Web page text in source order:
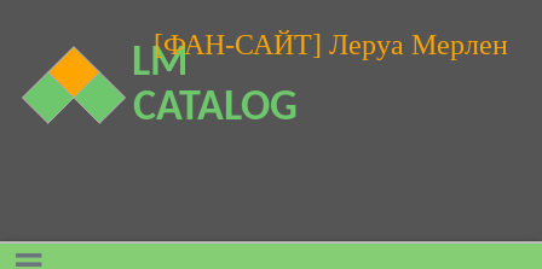
[ФАН-САЙТ] Леруа Мерлен